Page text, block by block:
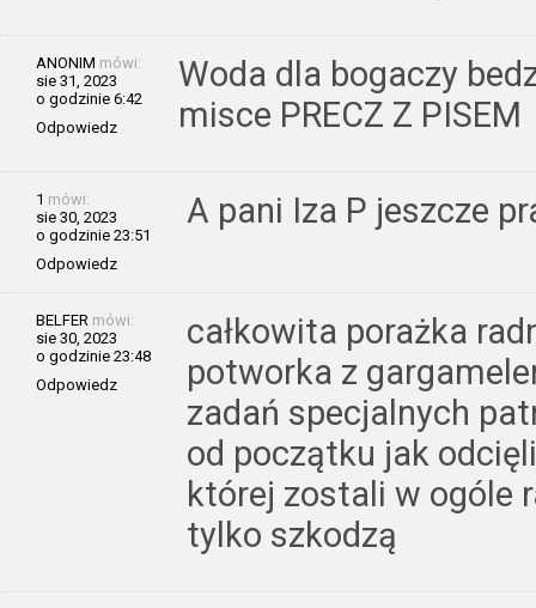
ANONIM mówi:
sie 31, 2023
o godzinie 6:42
Odpowiedz
Woda dla bogaczy
misce PRECZ Z PISEM
1 mówi:
sie 30, 2023
o godzinie 23:51
Odpowiedz
A pani Iza P jeszcze
BELFER mówi:
sie 30, 2023
o godzinie 23:48
Odpowiedz
całkowita porażka
potworka z
zadań specjalnych
od początku jak
której zostali w ogóle
tylko szkodzą